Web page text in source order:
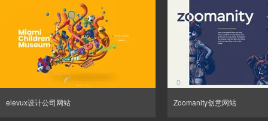
elevux设计公司网站 Zoomanity创意网站